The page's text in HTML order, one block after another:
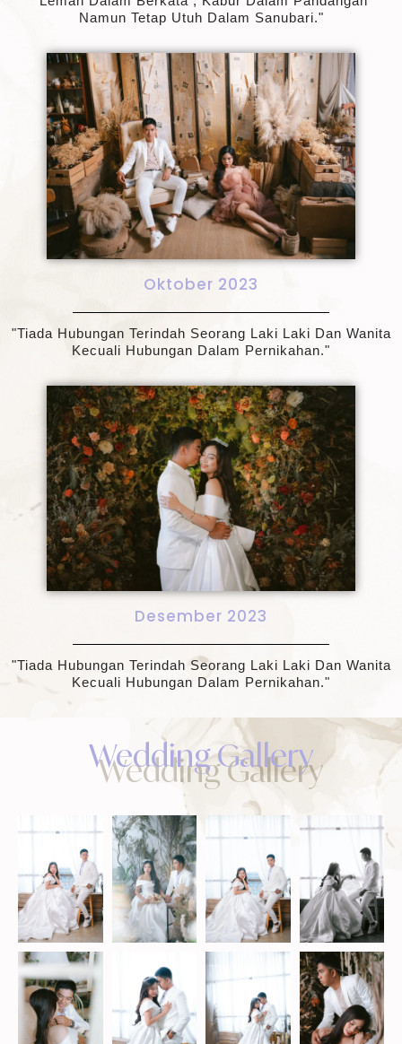
Namun Tetap Utuh Dalam Sanubari."
Oktober 2023
"tiada Hubungan Terindah Seorang Laki Laki Dan Wanita
Kecuali Hubungan Dalam Pernikahan."
Desember 2023
"tiada Hubungan Terindah Seorang Laki Laki Dan Wanita
Kecuali Hubungan Dalam Pernikahan."
Wedding Gallery